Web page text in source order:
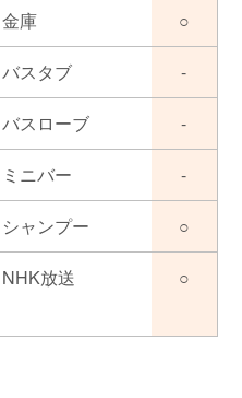
金庫 ○
バスタブ -
バスローブ -
ミニバー -
シャンプー ○
NHK放送 ○